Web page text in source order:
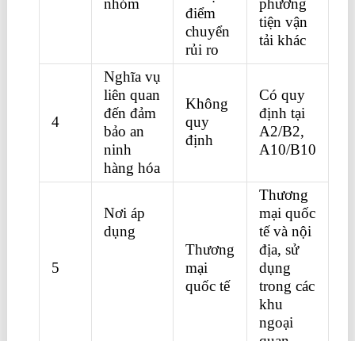
nhóm
điểm
chuyển
rủi ro
phương
tiện vận
tải khác
4
Nghĩa vụ
liên quan
đến đảm
bảo an
ninh
hàng hóa
Không
quy
định
Có quy
định tại
A2/B2,
A10/B10
5
Nơi áp
dụng
Thương
mại
quốc tế
Thương
mại quốc
tế và nội
địa, sử
dụng
trong các
khu
ngoại